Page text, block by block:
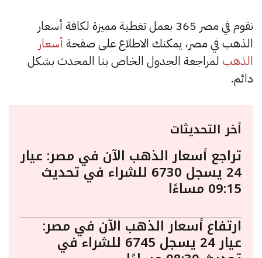
نقوم في مصر 365 بعمل تغطية مميزة لكافة أسعار
الذهب في مصر، يمكنك الاطلاع على صفحة أسعار
الذهب لمراجعة الجدول الخاص بنا المحدث بشكل
دائم.
أخر التحديثات
تراجع أسعار الذهب الآن في مصر: عيار
24 يسجل 6730 للشراء في تحديث
09:15 مساءًا
ارتفاع أسعار الذهب الآن في مصر:
عيار 24 يسجل 6745 للشراء في